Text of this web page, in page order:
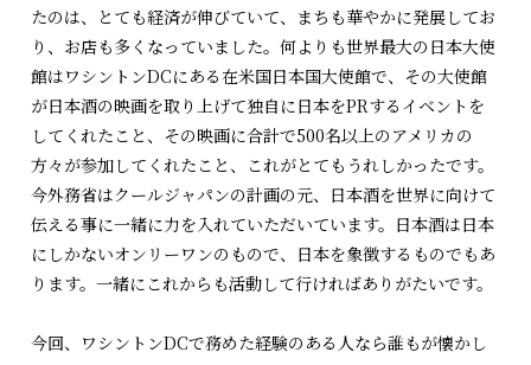
たのは、とても経済が伸びていて、まちも華やかに発展してお
り、お店も多くなっていました。何よりも世界最大の日本大使
館はワシントンDCにある在米国日本国大使館で、その大使館
が日本酒の映画を取り上げて独自に日本をPRするイベントを
してくれたこと、その映画に合計で500名以上のアメリカの
方々が参加してくれたこと、これがとてもうれしかったです。
今外務省はクールジャパンの計画の元、日本酒を世界に向けて
伝える事に一緒に力を入れていただいています。日本酒は日本
にしかないオンリーワンのもので、日本を象徴するものでもあ
ります。一緒にこれからも活動して行ければありがたいです。
今回、ワシントンDCで務めた経験のある人なら誰もが懐かし